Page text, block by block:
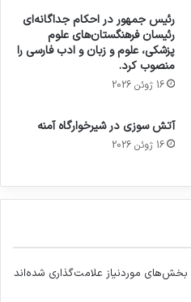
رئیس جمهور در احکام جداگانه‌ای
رئیسان فرهنگستان‌های علوم
پزشکی، علوم و زبان و ادب فارسی را
منصوب کرد.
16 ژوئن 2026
آتش سوزی در شیرخوارگاه آمنه
16 ژوئن 2026
بخش‌های موردنیاز علامت‌گذاری شده‌اند